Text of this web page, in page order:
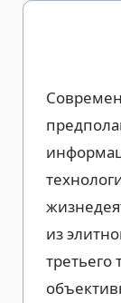
из
третьего